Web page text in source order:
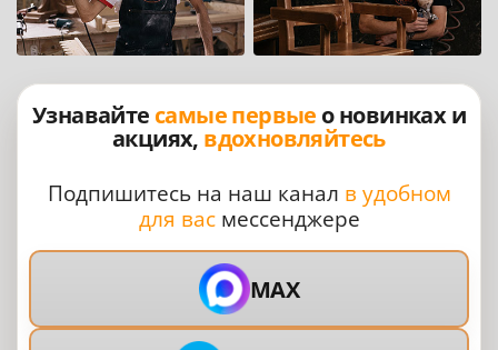
Узнавайте самые первые о новинках и
акциях, вдохновляйтесь
Подпишитесь на наш канал в удобном
для васмессенджере
MAX